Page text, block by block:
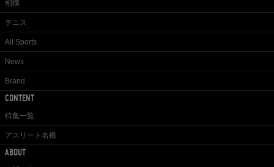
相撲
テニス
All Sports
News
Brand
CONTENT
特集一覧
アスリート名鑑
ABOUT